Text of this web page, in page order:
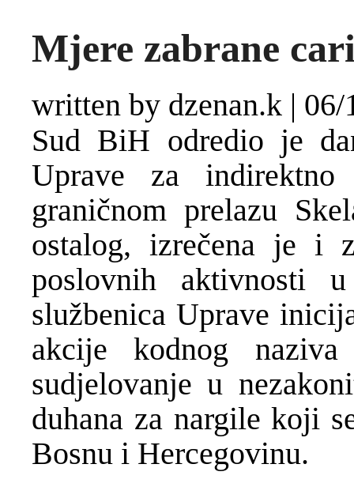
Mjere zabrane
written by dzenan.k | 06/
Sud BiH odredio je
Uprave za indirektno
graničnom prelazu
ostalog, izrečena je i
poslovnih aktivnosti
službenica Uprave
akcije kodnog
sudjelovanje u
duhana za nargile koji
Bosnu i Hercegovinu.